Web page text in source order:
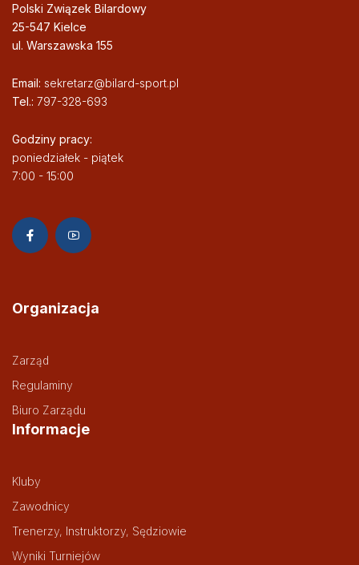
Polski Związek Bilardowy
25-547 Kielce
ul. Warszawska 155
Email: sekretarz@bilard-sport.pl
Tel.: 797-328-693
Godziny pracy:
poniedziałek - piątek
7:00 - 15:00
Organizacja
Zarząd
Regulaminy
Biuro Zarządu
Informacje
Kluby
Zawodnicy
Trenerzy, Instruktorzy, Sędziowie
Wyniki Turniejów